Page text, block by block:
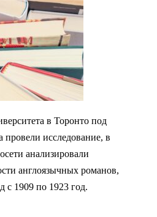
в Торонто под
исследование, в
анализировали
англоязычных романов,
с 1909 по 1923 год.